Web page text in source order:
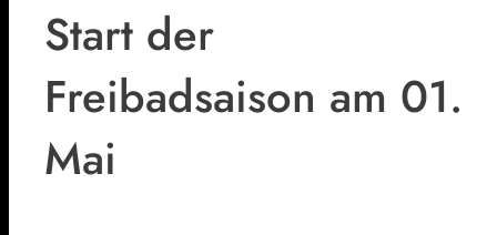
Start der
Freibadsaison am 01.
Mai